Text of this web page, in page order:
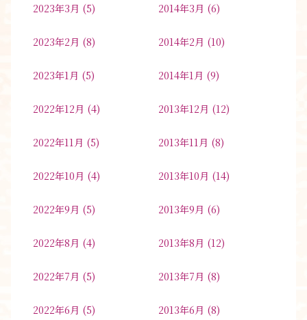
2023年3月 (5)
2023年2月 (8)
2023年1月 (5)
2022年12月 (4)
2022年11月 (5)
2022年10月 (4)
2022年9月 (5)
2022年8月 (4)
2022年7月 (5)
2022年6月 (5)
2014年3月 (6)
2014年2月 (10)
2014年1月 (9)
2013年12月 (12)
2013年11月 (8)
2013年10月 (14)
2013年9月 (6)
2013年8月 (12)
2013年7月 (8)
2013年6月 (8)